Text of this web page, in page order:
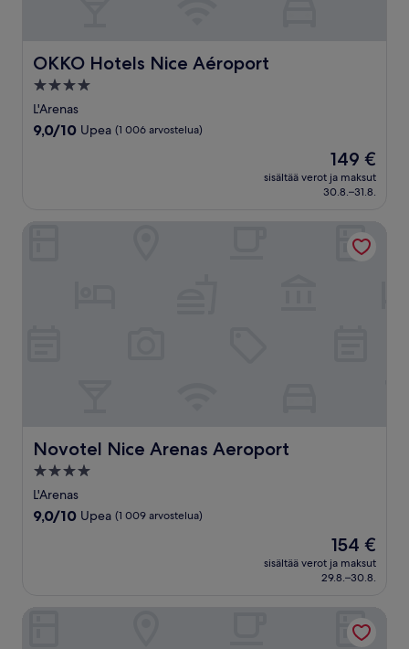
OKKO Hotels Nice Aéroport
OKKO Hotels Nice Aéroport
4.0
tähden
majoituspaikka
L'Arenas
9.0
9,0/10 Upea (1 006 arvostelua)
Hinta
on
149 €
149 €
sisältää verot ja maksut
30.8.–31.8.
Novotel Nice Arenas Aeroport
Novotel Nice Arenas Aeroport
4.0
tähden
majoituspaikka
L'Arenas
9.0
9,0/10 Upea (1 009 arvostelua)
Hinta
on
154 €
154 €
sisältää verot ja maksut
29.8.–30.8.